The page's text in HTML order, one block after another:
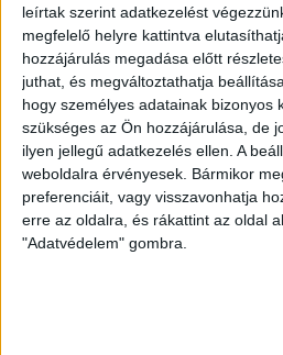
leírtak szerint adatkezelést
megfelelő helyre kattintva
hozzájárulás megadása előtt
juthat, és megváltoztathatja
hogy személyes adatainak bizonyos
szükséges az Ön hozzájárulása, de
ilyen jellegű adatkezelés ellen. A
weboldalra érvényesek. Bármikor
preferenciáit, vagy visszavonhatja
erre az oldalra, és rákattint az oldal
"Adatvédelem" gombra.